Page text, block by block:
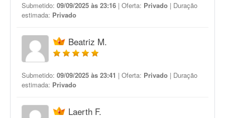
Submetido: 09/09/2025 às 23:16 | Oferta: Privado | Duração
estimada: Privado
Beatriz M.
Submetido: 09/09/2025 às 23:41 | Oferta: Privado | Duração
estimada: Privado
Laerth F.